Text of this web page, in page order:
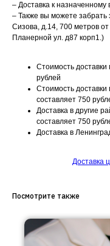
– Доставка к
– Также вы можете забрать
Сизова, д.14, 700 метров
Планерной ул. д87 корп1.)
Стоимость
рублей
Стоимость
составляет 750
Доставка в другие
составляет 750
Доставка в
Доставка
Посмотрите также